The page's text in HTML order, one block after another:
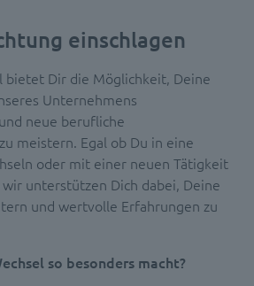
einschlagen
bietet Dir die Möglichkeit, Deine
Unternehmens
neue berufliche
meistern. Egal ob Du in eine
oder mit einer neuen Tätigkeit
unterstützen Dich dabei, Deine
und wertvolle Erfahrungen zu
so besonders macht?